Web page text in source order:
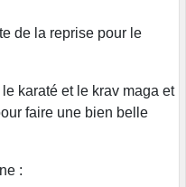
de la reprise pour le
karaté et le krav maga et
faire une bien belle
: